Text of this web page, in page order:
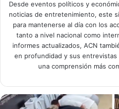
Desde eventos políticos y
noticias de entretenimiento, este
para mantenerse al día con los
tanto a nivel nacional como
informes actualizados, ACN
en profundidad y sus
una comprensión más